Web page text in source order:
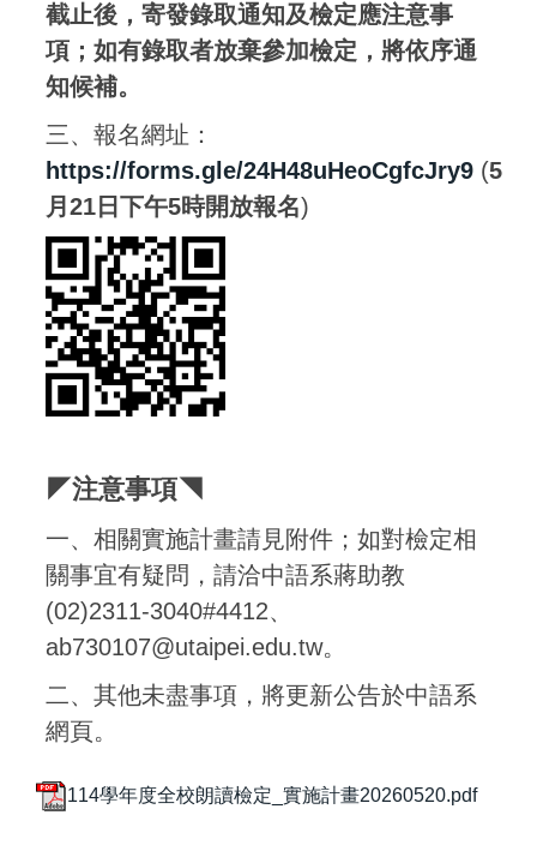
截止後，寄發錄取通知及檢定應注意事
項；如有錄取者放棄參加檢定，將依序通
知候補。
三、報名網址：
https://forms.gle/24H48uHeoCgfcJry9 (5
月21日下午5時開放報名)
◤注意事項◥
一、相關實施計畫請見附件；如對檢定相
關事宜有疑問，請洽中語系蔣助教
(02)2311-3040#4412、
ab730107@utaipei.edu.tw。
二、其他未盡事項，將更新公告於中語系
網頁。
114學年度全校朗讀檢定_實施計畫20260520.pdf